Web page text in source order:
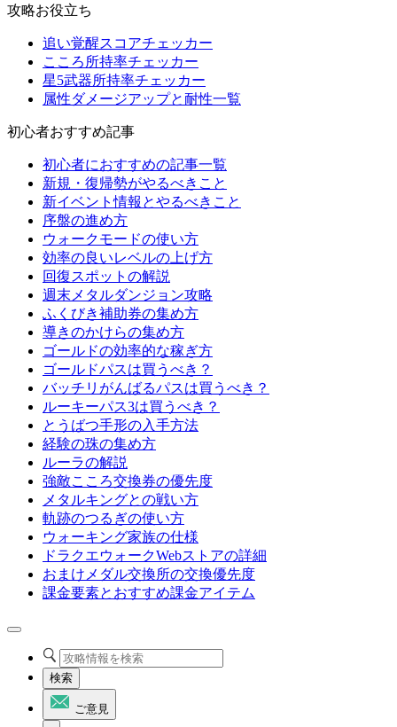
攻略お役立ち
追い覚醒スコアチェッカー
こころ所持率チェッカー
星5武器所持率チェッカー
属性ダメージアップと耐性一覧
初心者おすすめ記事
初心者におすすめの記事一覧
新規・復帰勢がやるべきこと
新イベント情報とやるべきこと
序盤の進め方
ウォークモードの使い方
効率の良いレベルの上げ方
回復スポットの解説
週末メタルダンジョン攻略
ふくびき補助券の集め方
導きのかけらの集め方
ゴールドの効率的な稼ぎ方
ゴールドパスは買うべき？
バッチリがんばるパスは買うべき？
ルーキーパス3は買うべき？
とうばつ手形の入手方法
経験の珠の集め方
ルーラの解説
強敵こころ交換券の優先度
メタルキングとの戦い方
軌跡のつるぎの使い方
ウォーキング家族の仕様
ドラクエウォークWebストアの詳細
おまけメダル交換所の交換優先度
課金要素とおすすめ課金アイテム
検索
ご意見